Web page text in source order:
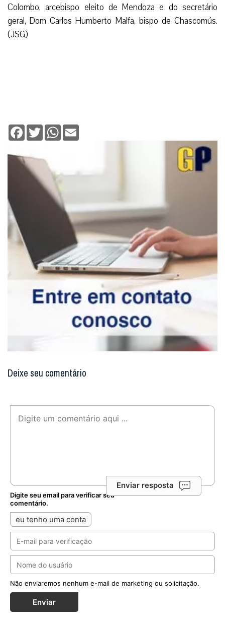
Colombo, arcebispo eleito de Mendoza e do secretário
geral, Dom Carlos Humberto Malfa, bispo de Chascomús.
(JSG)
Facebook
TwitterWhatsApp
Deixe seu comentário
Enviar resposta
Digite seu email para verificar seu
comentário.
eu tenho uma conta
Não enviaremos nenhum e-mail de marketing ou solicitação.
Enviar